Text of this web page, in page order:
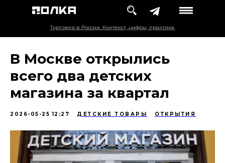
Торговля в России. Контекст, цифры, практика.
В Москве открылись
всего два детских
магазина за квартал
2026-05-25 12:27 ДЕТСКИЕ ТОВАРЫ ОТКРЫТИЯ